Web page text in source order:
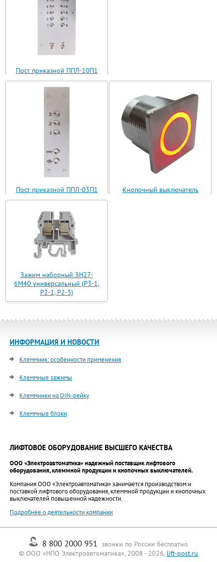
Пост приказной ППЛ-10П1
(ППЛ11-10)
Пост приказной ППЛ-03П1
(ППЛ11-03)
Кнопочный выключатель
Зажим наборный ЗН27-
6М40 универсальный (Р3-1,
Р2-1, Р2-3)
ИНФОРМАЦИЯ И НОВОСТИ
Клеммник: особенности применения
Клеммные зажимы
Клеммники на DIN-рейку
Клеммные блоки
ЛИФТОВОЕ ОБОРУДОВАНИЕ ВЫСШЕГО КАЧЕСТВА
ООО «Электроавтоматика» надежный поставщик лифтового
оборудования, клеммной продукции и кнопочных выключателей.
Компания ООО «Электроавтоматика» занимается производством и
поставкой лифтового оборудования, клеммной продукции и кнопочных
выключателей повышенной надежности.
Подробнее о деятельности компании
8 800 2000 951 звонки по России бесплатно
© ООО «НПО Электроавтоматика», 2008 - 2026, lift-post.ru